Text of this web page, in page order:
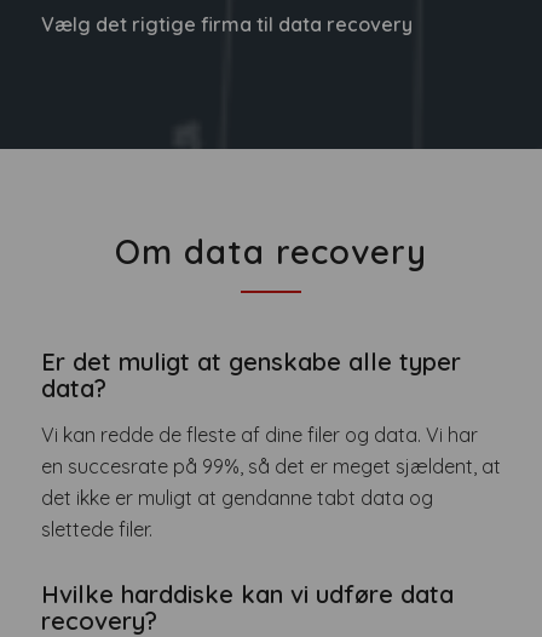
Vælg det rigtige firma til data recovery
Om data recovery
Er det muligt at genskabe alle typer
data?
Vi kan redde de fleste af dine filer og data. Vi har
en succesrate på 99%, så det er meget sjældent, at
det ikke er muligt at gendanne tabt data og
slettede filer.
Hvilke harddiske kan vi udføre data
recovery?